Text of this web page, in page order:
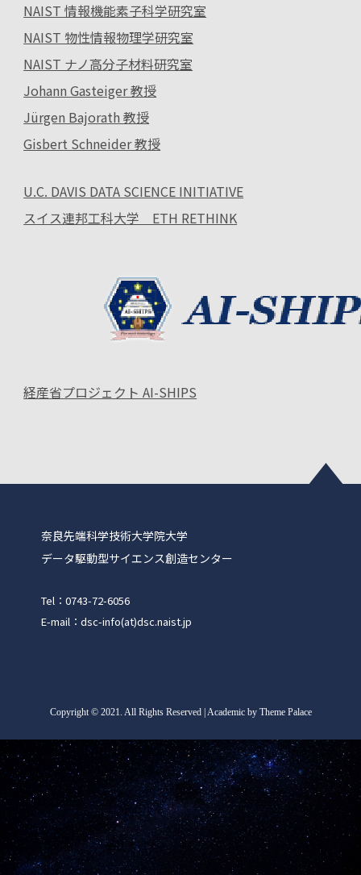
NAIST 情報機能素子科学研究室
NAIST 物性情報物理学研究室
NAIST ナノ高分子材料研究室
Johann Gasteiger 教授
Jürgen Bajorath 教授
Gisbert Schneider 教授
U.C. DAVIS DATA SCIENCE INITIATIVE
スイス連邦工科大学 ETH RETHINK
経産省プロジェクト AI-SHIPS
奈良先端科学技術大学院大学
データ駆動型サイエンス創造センター
Tel：0743-72-6056
E-mail：dsc-info(at)dsc.naist.jp
Copyright©2021. All Rights Reserved | Academic by Theme Palace